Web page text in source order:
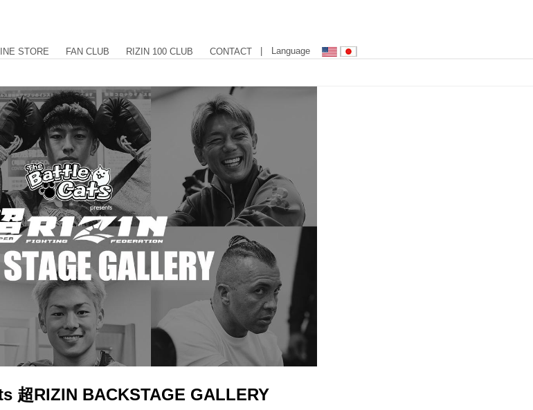
STORE FAN CLUB RIZIN 100 CLUB CONTACT | Language
超RIZIN BACKSTAGE GALLERY